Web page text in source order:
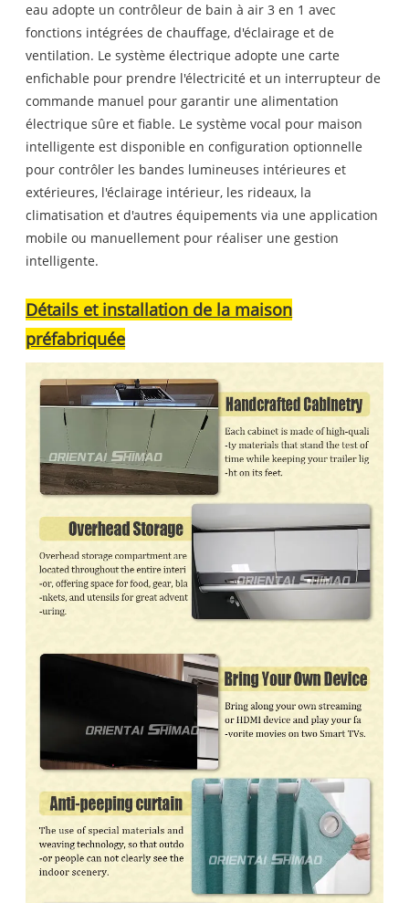
eau adopte un contrôleur de bain à air 3 en 1 avec
fonctions intégrées de chauffage, d'éclairage et de
ventilation. Le système électrique adopte une carte
enfichable pour prendre l'électricité et un interrupteur de
commande manuel pour garantir une alimentation
électrique sûre et fiable. Le système vocal pour maison
intelligente est disponible en configuration optionnelle
pour contrôler les bandes lumineuses intérieures et
extérieures, l'éclairage intérieur, les rideaux, la
climatisation et d'autres équipements via une application
mobile ou manuellement pour réaliser une gestion
intelligente.
Détails et installation de la maison
préfabriquée